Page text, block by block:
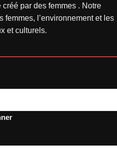
par des femmes . Notre
femmes, l’environnement et les
et culturels.